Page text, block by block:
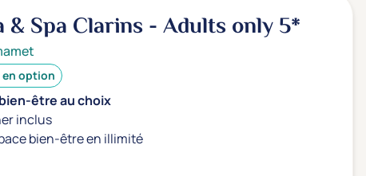
& Spa Clarins - Adults only5*
en option
être au choix
inclus
bien-être en illimité